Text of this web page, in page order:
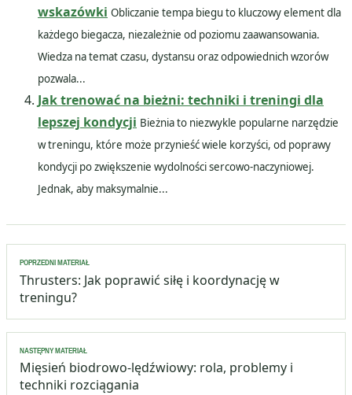
wskazówki Obliczanie tempa biegu to kluczowy element dla
każdego biegacza, niezależnie od poziomu zaawansowania.
Wiedza na temat czasu, dystansu oraz odpowiednich wzorów
pozwala...
Jak trenować na bieżni: techniki i treningi dla
lepszej kondycji Bieżnia to niezwykle popularne narzędzie
w treningu, które może przynieść wiele korzyści, od poprawy
kondycji po zwiększenie wydolności sercowo-naczyniowej.
Jednak, aby maksymalnie...
Nawigacja
wpisu
POPRZEDNI MATERIAŁ
Thrusters: Jak poprawić siłę i koordynację w
treningu?
NASTĘPNY MATERIAŁ
Mięsień biodrowo-lędźwiowy: rola, problemy i
techniki rozciągania